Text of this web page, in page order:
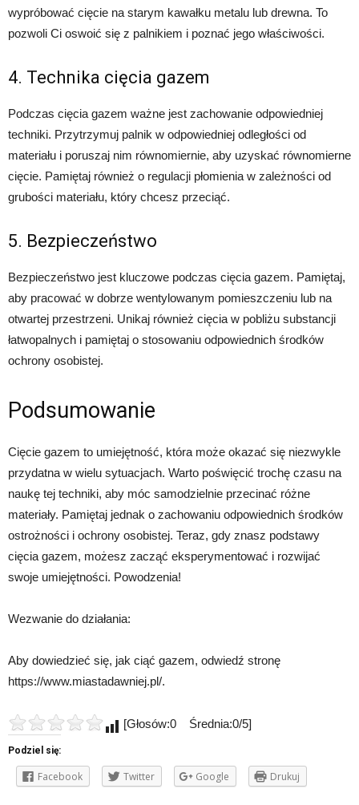
wypróbować cięcie na starym kawałku metalu lub drewna. To
pozwoli Ci oswoić się z palnikiem i poznać jego właściwości.
4. Technika cięcia gazem
Podczas cięcia gazem ważne jest zachowanie odpowiedniej
techniki. Przytrzymuj palnik w odpowiedniej odległości od
materiału i poruszaj nim równomiernie, aby uzyskać równomierne
cięcie. Pamiętaj również o regulacji płomienia w zależności od
grubości materiału, który chcesz przeciąć.
5. Bezpieczeństwo
Bezpieczeństwo jest kluczowe podczas cięcia gazem. Pamiętaj,
aby pracować w dobrze wentylowanym pomieszczeniu lub na
otwartej przestrzeni. Unikaj również cięcia w pobliżu substancji
łatwopalnych i pamiętaj o stosowaniu odpowiednich środków
ochrony osobistej.
Podsumowanie
Cięcie gazem to umiejętność, która może okazać się niezwykle
przydatna w wielu sytuacjach. Warto poświęcić trochę czasu na
naukę tej techniki, aby móc samodzielnie przecinać różne
materiały. Pamiętaj jednak o zachowaniu odpowiednich środków
ostrożności i ochrony osobistej. Teraz, gdy znasz podstawy
cięcia gazem, możesz zacząć eksperymentować i rozwijać
swoje umiejętności. Powodzenia!
Wezwanie do działania:
Aby dowiedzieć się, jak ciąć gazem, odwiedź stronę
https://www.miastadawniej.pl/.
[Głosów:0 Średnia:0/5]
Podziel się:
Facebook Twitter Google Drukuj